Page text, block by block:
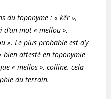
du toponyme : « kêr »,
mot « mellou »,
». Le plus probable est d’y
bien attesté en toponymie
« mellos », colline. cela
du terrain.